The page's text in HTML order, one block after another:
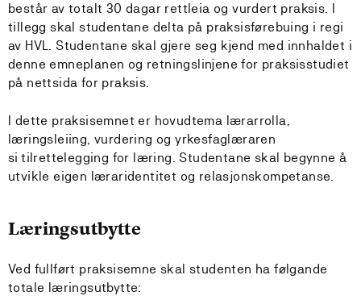
består av totalt 30 dagar rettleia og vurdert praksis. I
tillegg skal studentane delta på praksisførebuing i regi
av HVL. Studentane skal gjere seg kjend med innhaldet i
denne emneplanen og retningslinjene for praksisstudiet
på nettsida for praksis.
I dette praksisemnet er hovudtema lærarrolla,
læringsleiing, vurdering og yrkesfaglæraren
si tilrettelegging for læring. Studentane skal begynne å
utvikle eigen læraridentitet og relasjonskompetanse.
Læringsutbytte
Ved fullført praksisemne skal studenten ha følgande
totale læringsutbytte: